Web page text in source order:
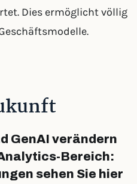
Dies ermöglicht völlig
GenAI verändern
Bereich:
sehen Sie hier